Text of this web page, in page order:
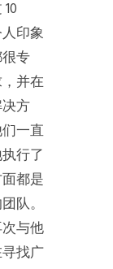
印象
专
并在
方
一直
行了
都是
队。
与他
找广